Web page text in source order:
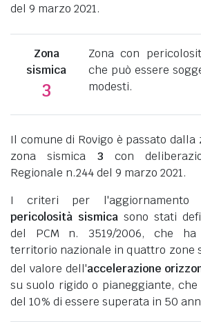
del 9 marzo 2021.
Zona
sismica
3
Zona con
che può essere
modesti.
Il comune di Rovigo è passato dalla
zona sismica 3 con
Regionale n.244 del 9 marzo 2021.
I criteri per l'aggiornamento
pericolosità sismica sono stati
del PCM n. 3519/2006, che ha
territorio nazionale in quattro zone
del valore dell'accelerazione
su suolo rigido o pianeggiante,
del 10% di essere superata in 50